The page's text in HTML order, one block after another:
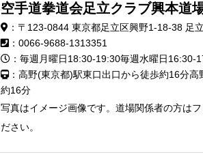
空手道拳道会足立クラブ興本道
：〒123-0844 東京都足立区興野1-18-38 足
：0066-9688-1313351
：毎週月曜日18:30-19:30毎週水曜日16:30-
：高野(東京都)駅東口出口から徒歩約16分
約16分
写真はイメージ画像です。道場関係者の方は
ださい。